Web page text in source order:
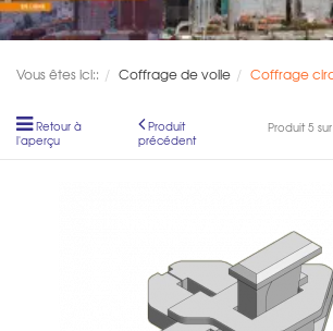
Vous êtes ici:: Coffrage de voile Coffrage
Retour à
l'aperçu
Produit
précédent
Produit 5